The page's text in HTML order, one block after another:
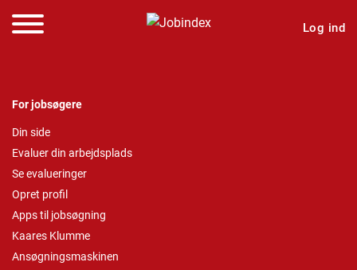
Log ind
For jobsøgere
Din side
Evaluer din arbejdsplads
Se evalueringer
Opret profil
Apps til jobsøgning
Kaares Klumme
Ansøgningsmaskinen